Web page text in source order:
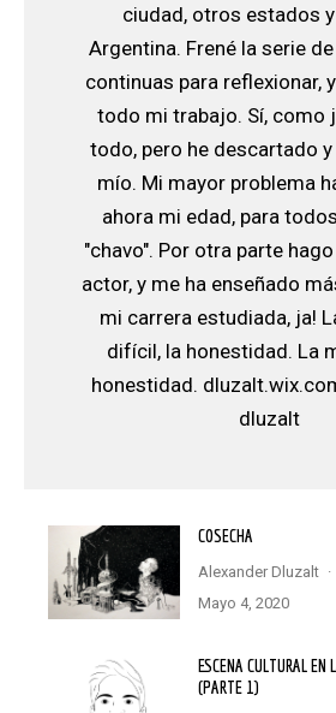
ciudad, otros estados
Argentina. Frené la serie
continuas para reflexionar,
todo mi trabajo. Sí, como
todo, pero he descartado
mío. Mi mayor problema
ahora mi edad, para
"chavo". Por otra parte
actor, y me ha enseñado
mi carrera estudiada, ja!
difícil, la honestidad. La
honestidad.
dluzalt
COSECHA
Alexander Dluzalt ·
mayo 4, 2020
ESCENA CULTURAL EN LA CIUDAD DE MÉXICO
(PARTE 1)